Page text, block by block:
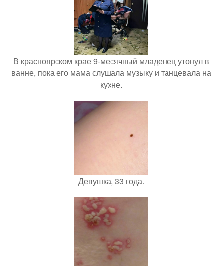
В красноярском крае 9-месячный младенец утонул в
ванне, пока его мама слушала музыку и танцевала на
кухне.
Девушка, 33 года.